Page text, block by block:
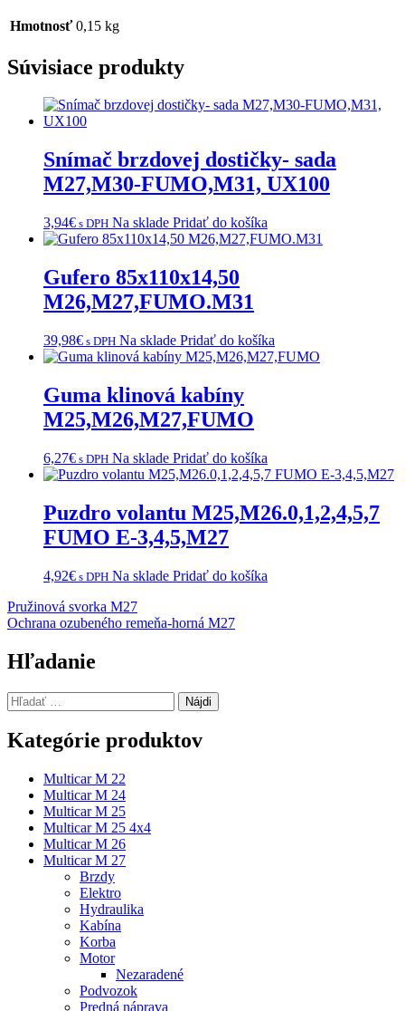
Hmotnosť 0,15 kg
Súvisiace produkty
Snímač brzdovej dostičky- sada
M27,M30-FUMO,M31, UX100
3,94€ s DPH Na sklade Pridať do košíka
Gufero 85x110x14,50
M26,M27,FUMO.M31
39,98€ s DPH Na sklade Pridať do košíka
Guma klinová kabíny
M25,M26,M27,FUMO
6,27€ s DPH Na sklade Pridať do košíka
Puzdro volantu M25,M26.0,1,2,4,5,7
FUMO E-3,4,5,M27
4,92€ s DPH Na sklade Pridať do košíka
Navigácia
v
článku
Pružinová svorka M27
Ochrana ozubeného remeňa-horná M27
Hľadanie
Hľadať:
Kategórie produktov
Multicar M 22
Multicar M 24
Multicar M 25
Multicar M 25 4x4
Multicar M 26
Multicar M 27
Brzdy
Elektro
Hydraulika
Kabína
Korba
Motor
Nezaradené
Podvozok
Predná náprava